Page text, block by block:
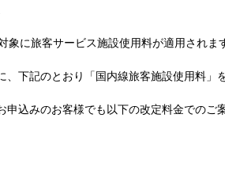
に旅客サービス施設使用料が適用されま
下記のとおり「国内線旅客施設使用料」
込みのお客様でも以下の改定料金でのご